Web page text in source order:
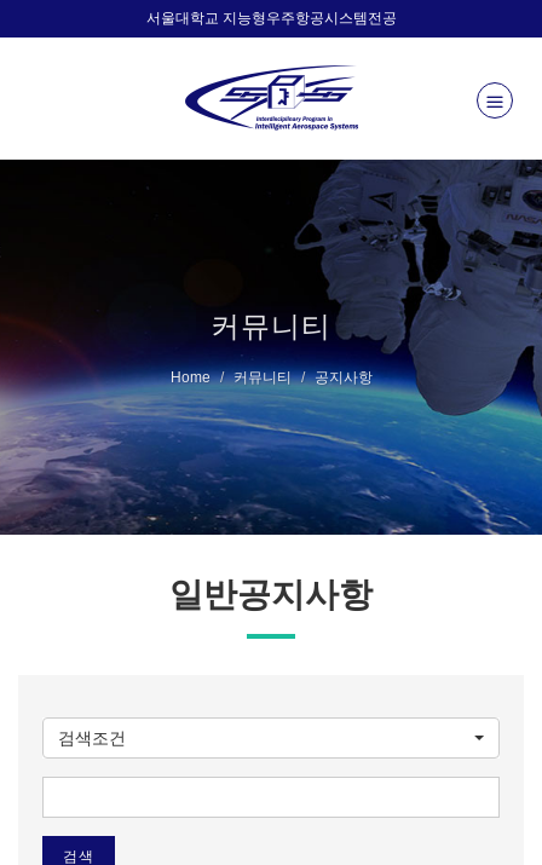
서울대학교 지능형우주항공시스템전공
커뮤니티
Home 커뮤니티 공지사항
일반공지사항
검색조건